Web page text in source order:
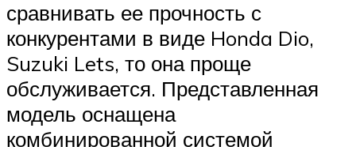
сравнивать ее прочность с
конкурентами в виде Honda Dio,
Suzuki Lets, то она проще
обслуживается. Представленная
модель оснащена
комбинированной системой